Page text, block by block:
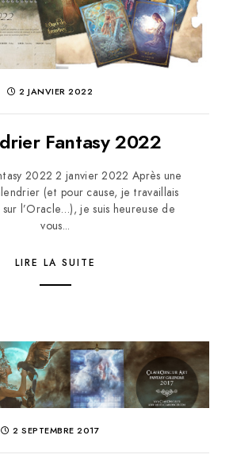
2 JANVIER 2022
Fantasy 2022
2022 2 janvier 2022 Après une
(et pour cause, je travaillais
l’Oracle…), je suis heureuse de
vous...
LIRE LA SUITE
2 SEPTEMBRE 2017